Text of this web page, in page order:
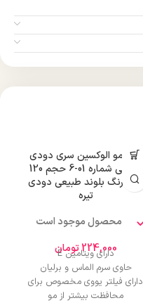
رنگ مو الوکسین سری دودی
طبیعی شماره 01-6 حجم 120
میل رنگ بلوند طبیعی دودی
تیره
محصول موجود است
224,000تومان
دارای ویتامین E
حاوی سرم الماس و برلیان
دارای فیلتر یووی مخصوص برای
محافظت بیشتر از مو